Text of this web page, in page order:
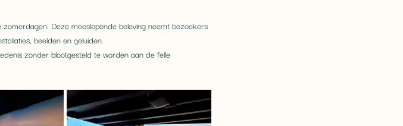
Deze meeslepende beleving neemt bezoekers
beelden en geluiden.
zonder blootgesteld te worden aan de felle